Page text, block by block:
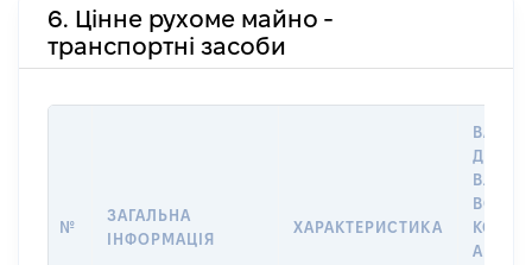
6. Цінне рухоме майно -
транспортні засоби
№
ЗАГАЛЬНА
ІНФОРМАЦІЯ
ХАРАКТЕРИСТИКА
ДАТУ
АБО